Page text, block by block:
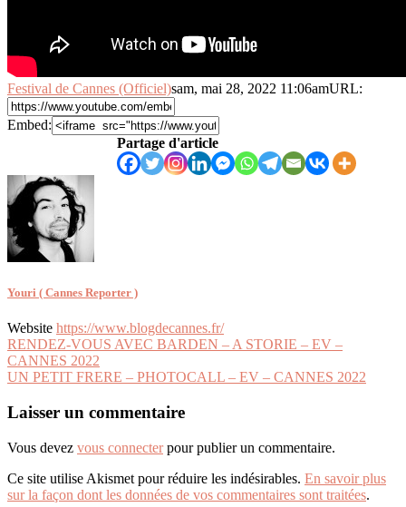
Festival de Cannes (Officiel)sam, mai 28, 2022 11:06amURL:
Embed:
Partage d'article
Youri ( Cannes Reporter )
Website https://www.blogdecannes.fr/
Navigation
de
RENDEZ-VOUS AVEC BARDEN – A STORIE – EV –
CANNES 2022
UN PETIT FRERE – PHOTOCALL – EV – CANNES 2022
Laisser un commentaire
Vous devez vous connecterpour publier un commentaire.
Ce site utilise Akismet pour réduire les indésirables. En savoir plus
sur la façon dont les données de vos commentaires sont traitées.